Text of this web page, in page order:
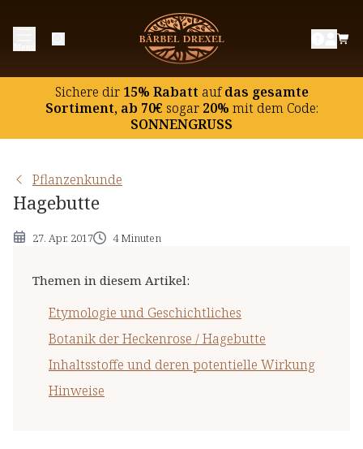
Sichere dir15% Rabatt aufdas gesamte
Sortiment, ab 70€ sogar20% mit dem Code:
SONNENGRUSS
Pflanzenkunde
Hagebutte
27. Apr. 2017 4 Minuten
Themen in diesem Artikel:
Etymologie und Geschichtliches
Botanik der Heckenrose / Hagebutte
Inhaltsstoffe und deren potentielle Wirkung
Hinweise
Etymologie und Geschichtliches
Botanik der Heckenrose / Hagebutte
Inhaltsstoffe und deren potentielle Wirkung
Hinweise